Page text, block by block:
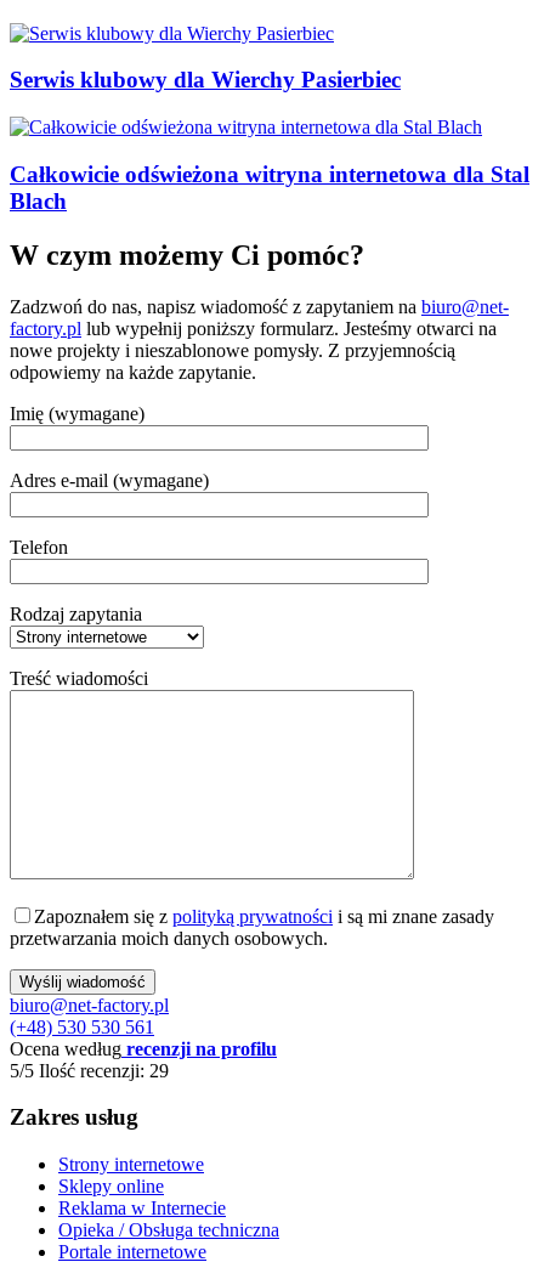
Serwis klubowy dla Wierchy Pasierbiec
Całkowicie odświeżona witryna internetowa dla Stal
Blach
W czym możemy Ci pomóc?
Zadzwoń do nas, napisz wiadomość z zapytaniem na biuro@net-
factory.pl lub wypełnij poniższy formularz. Jesteśmy otwarci na
nowe projekty i nieszablonowe pomysły. Z przyjemnością
odpowiemy na każde zapytanie.
Imię (wymagane)
Adres e-mail (wymagane)
Telefon
Rodzaj zapytania
Treść wiadomości
Zapoznałem się z polityką prywatności i są mi znane zasady
przetwarzania moich danych osobowych.
biuro@net-factory.pl
(+48) 530 530 561
Ocena według recenzji na profilu
5/5 Ilość recenzji: 29
Zakres usług
Strony internetowe
Sklepy online
Reklama w Internecie
Opieka / Obsługa techniczna
Portale internetowe